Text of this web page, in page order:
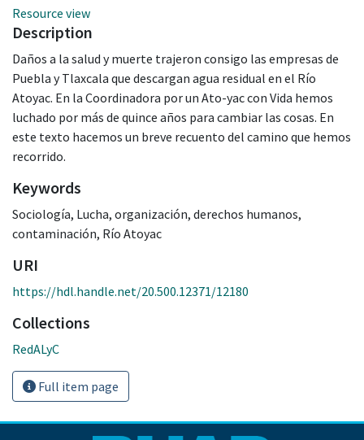
Resource view
Description
Daños a la salud y muerte trajeron consigo las empresas de
Puebla y Tlaxcala que descargan agua residual en el Río
Atoyac. En la Coordinadora por un Ato-yac con Vida hemos
luchado por más de quince años para cambiar las cosas. En
este texto hacemos un breve recuento del camino que hemos
recorrido.
Keywords
Sociología, Lucha, organización, derechos humanos,
contaminación, Río Atoyac
URI
https://hdl.handle.net/20.500.12371/12180
Collections
RedALyC
Full item page